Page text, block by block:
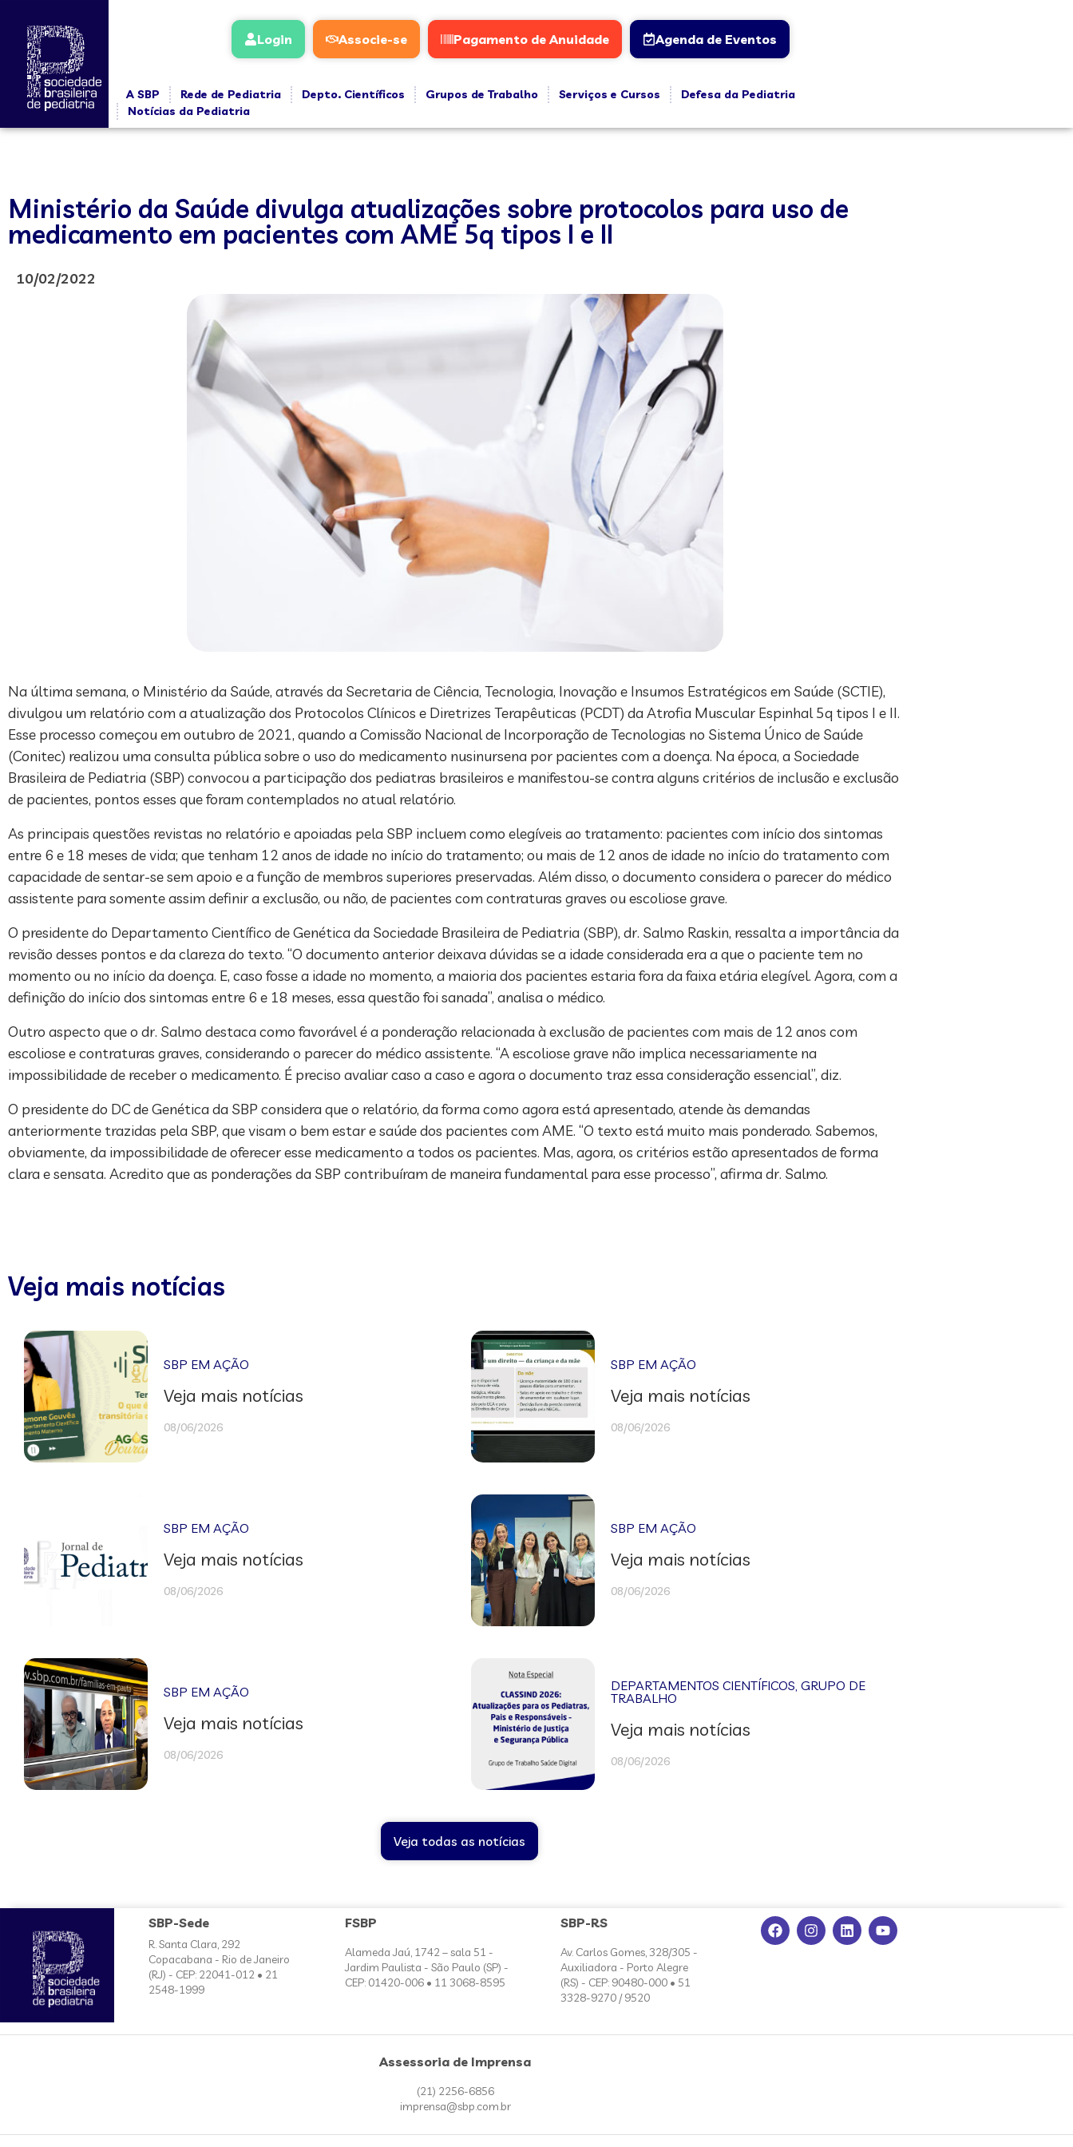
Login Associe-se Pagamento de Anuidade Agenda de Eventos
A SBP Rede de Pediatria Depto. Científicos Grupos de Trabalho Serviços e Cursos
Defesa da Pediatria
Notícias da Pediatria
Ministério da Saúde divulga atualizações sobre protocolos para uso de
medicamento em pacientes com AME 5q tipos I e II
10/02/2022
Na última semana, o Ministério da Saúde, através da Secretaria de Ciência, Tecnologia, Inovação e Insumos Estratégicos em Saúde (SCTIE),
divulgou um relatório com a atualização dos Protocolos Clínicos e Diretrizes Terapêuticas (PCDT) da Atrofia Muscular Espinhal 5q tipos I e II.
Esse processo começou em outubro de 2021, quando a Comissão Nacional de Incorporação de Tecnologias no Sistema Único de Saúde
(Conitec) realizou uma consulta pública sobre o uso do medicamento nusinursena por pacientes com a doença. Na época, a Sociedade
Brasileira de Pediatria (SBP) convocou a participação dos pediatras brasileiros e manifestou-se contra alguns critérios de inclusão e exclusão
de pacientes, pontos esses que foram contemplados no atual relatório.
As principais questões revistas no relatório e apoiadas pela SBP incluem como elegíveis ao tratamento: pacientes com início dos sintomas
entre 6 e 18 meses de vida; que tenham 12 anos de idade no início do tratamento; ou mais de 12 anos de idade no início do tratamento com
capacidade de sentar-se sem apoio e a função de membros superiores preservadas. Além disso, o documento considera o parecer do médico
assistente para somente assim definir a exclusão, ou não, de pacientes com contraturas graves ou escoliose grave.
O presidente do Departamento Científico de Genética da Sociedade Brasileira de Pediatria (SBP), dr. Salmo Raskin, ressalta a importância da
revisão desses pontos e da clareza do texto. “O documento anterior deixava dúvidas se a idade considerada era a que o paciente tem no
momento ou no início da doença. E, caso fosse a idade no momento, a maioria dos pacientes estaria fora da faixa etária elegível. Agora, com a
definição do início dos sintomas entre 6 e 18 meses, essa questão foi sanada”, analisa o médico.
Outro aspecto que o dr. Salmo destaca como favorável é a ponderação relacionada à exclusão de pacientes com mais de 12 anos com
escoliose e contraturas graves, considerando o parecer do médico assistente. “A escoliose grave não implica necessariamente na
impossibilidade de receber o medicamento. É preciso avaliar caso a caso e agora o documento traz essa consideração essencial”, diz.
O presidente do DC de Genética da SBP considera que o relatório, da forma como agora está apresentado, atende às demandas
anteriormente trazidas pela SBP, que visam o bem estar e saúde dos pacientes com AME. “O texto está muito mais ponderado. Sabemos,
obviamente, da impossibilidade de oferecer esse medicamento a todos os pacientes. Mas, agora, os critérios estão apresentados de forma
clara e sensata. Acredito que as ponderações da SBP contribuíram de maneira fundamental para esse processo”, afirma dr. Salmo.
Veja mais notícias
SBP EM AÇÃO
Veja mais notícias
08/06/2026
SBP EM AÇÃO
Veja mais notícias
08/06/2026
SBP EM AÇÃO
Veja mais notícias
08/06/2026
SBP EM AÇÃO
Veja mais notícias
08/06/2026
SBP EM AÇÃO
Veja mais notícias
08/06/2026
DEPARTAMENTOS CIENTÍFICOS,GRUPO DE
TRABALHO
Veja mais notícias
08/06/2026
Veja todas as notícias
SBP-Sede
R. Santa Clara, 292
Copacabana - Rio de Janeiro
(RJ) - CEP: 22041-012 • 21
2548-1999
FSBP
Alameda Jaú, 1742 – sala 51 -
Jardim Paulista - São Paulo (SP) -
CEP: 01420-006 • 11 3068-8595
SBP-RS
Av. Carlos Gomes, 328/305 -
Auxiliadora - Porto Alegre
(RS) - CEP: 90480-000 • 51
3328-9270 / 9520
Assessoria de Imprensa
(21) 2256-6856
imprensa@sbp.com.br